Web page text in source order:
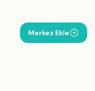
Merkez Ekle